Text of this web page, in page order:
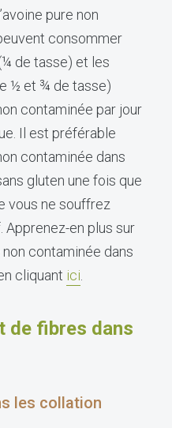
pure non
consommer
de tasse) et les
½ et ¾ de tasse)
contaminée par jour
Il est préférable
contaminée dans
gluten une fois que
vous ne souffrez
Apprenez-en plus sur
non contaminée dans
cliquant ici
de fibres dans
les collation